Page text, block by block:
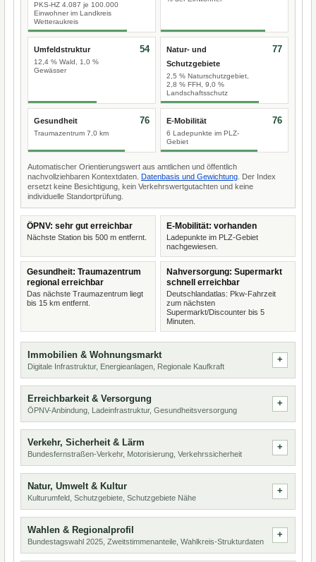
PKS-HZ 4.087 je 100.000
Einwohner im Landkreis
Wetteraukreis
Umfeldstruktur
12,4 % Wald, 1,0 %
Gewässer
54
Natur- und
Schutzgebiete
2,5 % Naturschutzgebiet,
2,8 % FFH, 9,0 %
Landschaftsschutz
77
Gesundheit
Traumazentrum 7,0 km
76 E-Mobilität
6 Ladepunkte im PLZ-
Gebiet
76
Automatischer Orientierungswert aus amtlichen und öffentlich
nachvollziehbaren Kontextdaten. Datenbasis und Gewichtung . Der Index
ersetzt keine Besichtigung, kein Verkehrswertgutachten und keine
individuelle Standortprüfung.
ÖPNV: sehr gut erreichbar
Nächste Station bis 500 m entfernt.
E-Mobilität: vorhanden
Ladepunkte im PLZ-Gebiet
nachgewiesen.
Gesundheit: Traumazentrum
regional erreichbar
Das nächste Traumazentrum liegt
bis 15 km entfernt.
Nahversorgung: Supermarkt
schnell erreichbar
Deutschlandatlas: Pkw-Fahrzeit
zum nächsten
Supermarkt/Discounter bis 5
Minuten.
Immobilien & Wohnungsmarkt
Digitale Infrastruktur, Energieanlagen, Regionale Kaufkraft
Erreichbarkeit & Versorgung
ÖPNV-Anbindung, Ladeinfrastruktur, Gesundheitsversorgung
Verkehr, Sicherheit & Lärm
Bundesfernstraßen-Verkehr, Motorisierung, Verkehrssicherheit
Natur, Umwelt & Kultur
Kulturumfeld, Schutzgebiete, Schutzgebiete Nähe
Wahlen & Regionalprofil
Bundestagswahl 2025, Zweitstimmenanteile, Wahlkreis-Strukturdaten